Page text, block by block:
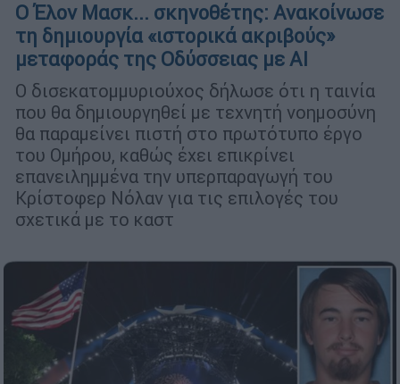
Ο Έλον Μασκ... σκηνοθέτης: Ανακοίνωσε
τη δημιουργία «ιστορικά ακριβούς»
μεταφοράς της Οδύσσειας με ΑΙ
Ο δισεκατομμυριούχος δήλωσε ότι η ταινία
που θα δημιουργηθεί με τεχνητή νοημοσύνη
θα παραμείνει πιστή στο πρωτότυπο έργο
του Ομήρου, καθώς έχει επικρίνει
επανειλημμένα την υπερπαραγωγή του
Κρίστοφερ Νόλαν για τις επιλογές του
σχετικά με το καστ